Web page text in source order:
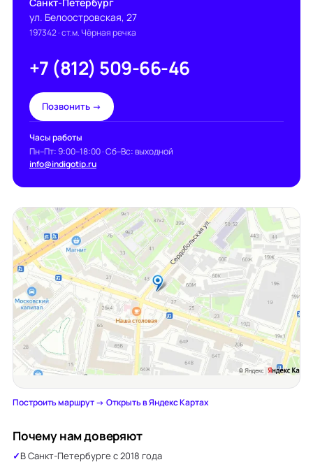
ул. Белоостровская, 27
197342· ст.м. Чёрная речка
+7 (812) 509-66-46
Позвонить →
Часы работы
Пн–Пт: 9:00–18:00 · Сб–Вс: выходной
info@indigotip.ru
Построить маршрут →·Открыть в Яндекс Картах
Почему нам доверяют
В Санкт-Петербурге с 2018 года